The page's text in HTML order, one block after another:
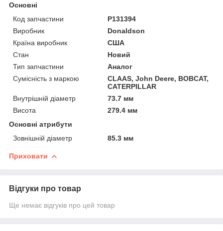
Основні
Код запчастини
P131394
Виробник
Donaldson
Країна виробник
США
Стан
Новий
Тип запчастини
Аналог
Сумісність з маркою
CLAAS, John Deere, BOBCAT,
CATERPILLAR
Внутрішній діаметр
73.7 мм
Висота
279.4 мм
Основні атрибути
Зовнішній діаметр
85.3 мм
Приховати
Відгуки про товар
Ще немає відгуків про цей товар